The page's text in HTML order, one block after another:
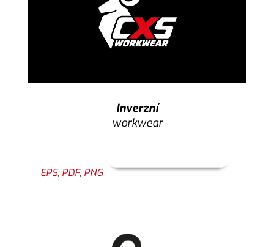
Inverzní
workwear
EPS, PDF, PNG